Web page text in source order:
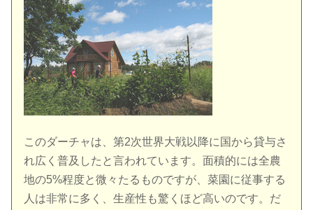
このダーチャは、第2次世界大戦以降に国から貸与さ
れ広く普及したと言われています。面積的には全農
地の5%程度と微々たるものですが、菜園に従事する
人は非常に多く、生産性も驚くほど高いのです。だ